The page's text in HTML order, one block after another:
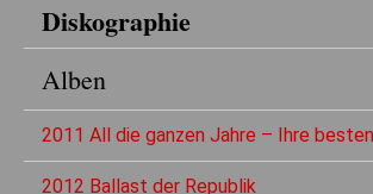
Diskographie
Alben
2011 All die ganzen Jahre – Ihre
2012 Ballast der Republik